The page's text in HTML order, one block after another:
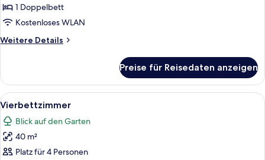
1 Doppelbett
Kostenloses WLAN
Weitere Details
Weitere
Preise für Reisedaten anzeigen
Alle
Fotos
für
Vierbettzimmer
anzeigen
Ein Schlafzimmer mit einem Bett,
14
Vierbettzimmer
Blick auf den Garten
40 m²
Platz für 4 Personen